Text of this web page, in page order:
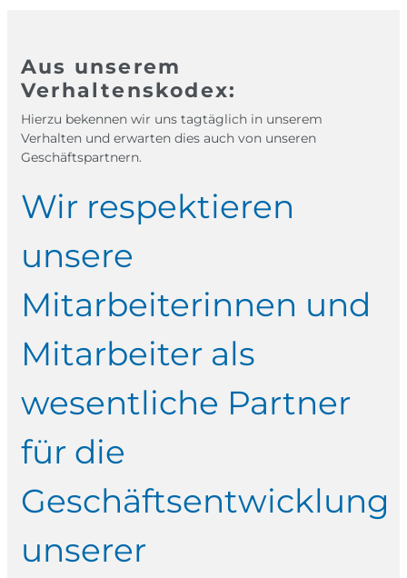
Aus unserem
Verhaltenskodex:
Hierzu bekennen wir uns tagtäglich in unserem
Verhalten und erwarten dies auch von unseren
Geschäftspartnern.
Wir respektieren
unsere
Mitarbeiterinnen und
Mitarbeiter als
wesentliche Partner
für die
Geschäftsentwicklung
unserer